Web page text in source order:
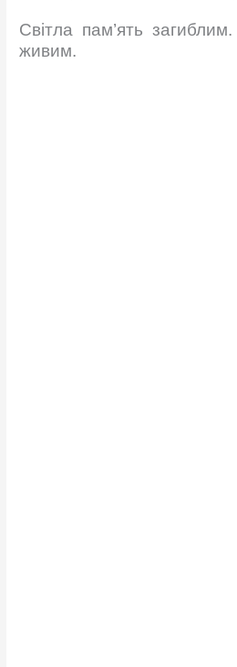
Світла пам’ять
живим.